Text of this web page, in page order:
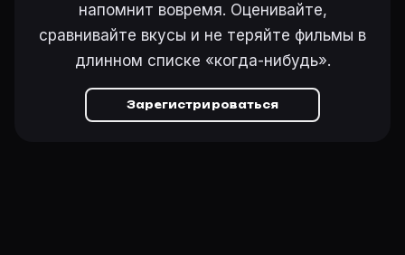
напомнит вовремя. Оценивайте,
сравнивайте вкусы и не теряйте фильмы в
длинном списке «когда-нибудь».
Зарегистрироваться